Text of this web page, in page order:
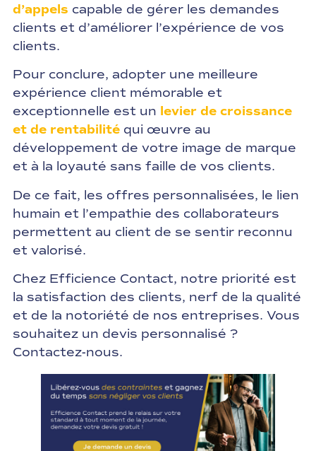
d’appels capable de gérer les demandes
clients et d’améliorer l’expérience de vos
clients.
Pour conclure, adopter une meilleure
expérience client mémorable et
exceptionnelle est un levier de croissance
et de rentabilitéqui œuvre au
développement de votre image de marque
et à la loyauté sans faille de vos clients.
De ce fait, les offres personnalisées, le lien
humain et l’empathie des collaborateurs
permettent au client de se sentir reconnu
et valorisé.
Chez Efficience Contact, notre priorité est
la satisfaction des clients, nerf de la qualité
et de la notoriété de nos entreprises. Vous
souhaitez un devis personnalisé ?
Contactez-nous.